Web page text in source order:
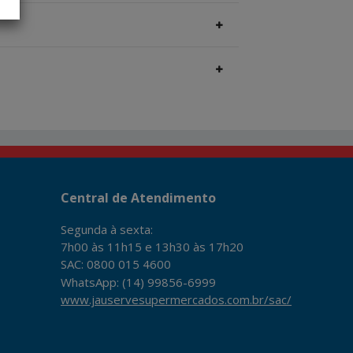
Central de Atendimento
Segunda à sexta:
7h00 às 11h15 e 13h30 às 17h20
SAC: 0800 015 4600
WhatsApp: (14) 99856-6999
www.jauservesupermercados.com.br/sac/